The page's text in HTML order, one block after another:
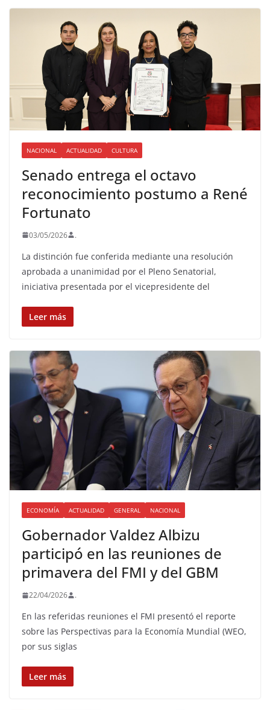
NACIONAL ACTUALIDAD CULTURA
Senado entrega el octavo
reconocimiento postumo a René
Fortunato
03/05/2026 .
La distinción fue conferida mediante una resolución
aprobada a unanimidad por el Pleno Senatorial,
iniciativa presentada por el vicepresidente del
Leer más
ECONOMÍA ACTUALIDAD GENERAL NACIONAL
Gobernador Valdez Albizu
participó en las reuniones de
primavera del FMI y del GBM
22/04/2026 .
En las referidas reuniones el FMI presentó el reporte
sobre las Perspectivas para la Economía Mundial (WEO,
por sus siglas
Leer más